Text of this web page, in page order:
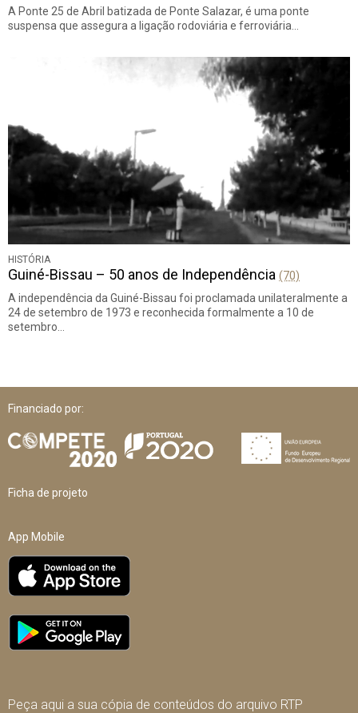
A Ponte 25 de Abril batizada de Ponte Salazar, é uma ponte
suspensa que assegura a ligação rodoviária e ferroviária…
HISTÓRIA
Guiné-Bissau – 50 anos de Independência (70)
A independência da Guiné-Bissau foi proclamada unilateralmente a
24 de setembro de 1973 e reconhecida formalmente a 10 de
setembro…
Financiado por:
Ficha de projeto
App Mobile
Peça aqui a sua cópia de conteúdos do arquivo RTP